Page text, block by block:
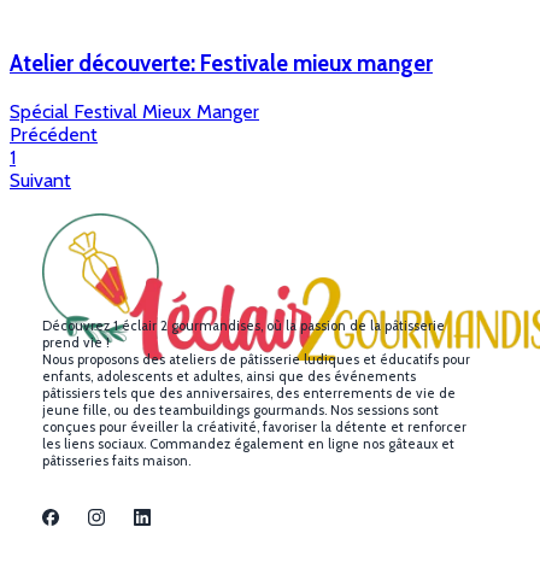
Atelier découverte: Festivale mieux manger
Spécial Festival Mieux Manger
Précédent
1
Suivant
Découvrez 1 éclair 2 gourmandises, où la passion de la pâtisserie
prend vie !
Nous proposons des ateliers de pâtisserie ludiques et éducatifs pour
enfants, adolescents et adultes, ainsi que des événements
pâtissiers tels que des anniversaires, des enterrements de vie de
jeune fille, ou des teambuildings gourmands. Nos sessions sont
conçues pour éveiller la créativité, favoriser la détente et renforcer
les liens sociaux. Commandez également en ligne nos gâteaux et
pâtisseries faits maison.